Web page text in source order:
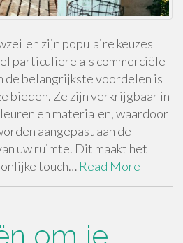
zijn populaire keuzes
particuliere als commerciële
de belangrijkste voordelen is
bieden. Ze zijn verkrijgbaar in
en materialen, waardoor
aangepast aan de
uw ruimte. Dit maakt het
touch… Read More
om je